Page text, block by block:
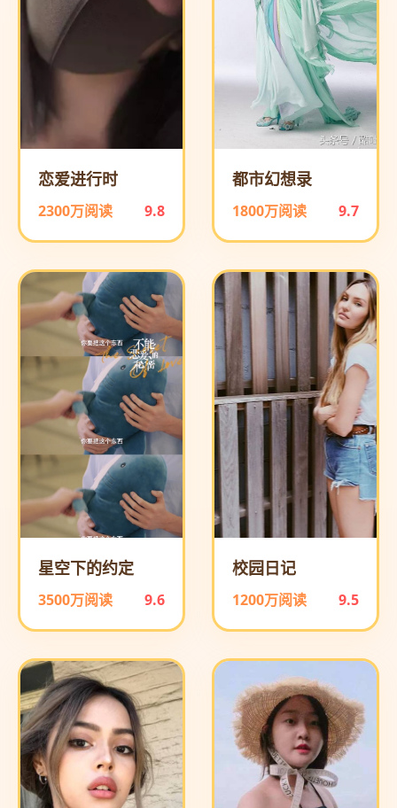
恋爱进行时
2300万阅读 9.8
都市幻想录
1800万阅读 9.7
星空下的约定
3500万阅读 9.6
校园日记
1200万阅读 9.5